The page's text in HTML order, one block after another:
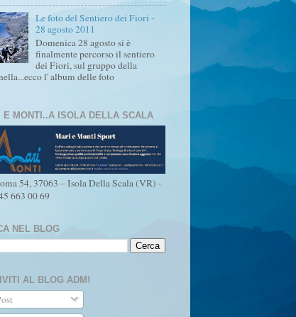
Le foto del Sentiero dei Fiori -
28 agosto 2011
Domenica 28 agosto si è
finalmente percorso il sentiero
dei Fiori, sul gruppo della
l' album delle foto
E MONTI..A ISOLA DELLA SCALA
54, 37063 – Isola Della Scala (VR) -
663 00 69
NEL BLOG
AL BLOG ADM!